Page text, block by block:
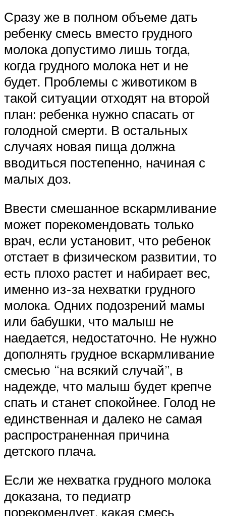
Сразу же в полном объеме дать
ребенку смесь вместо грудного
молока допустимо лишь тогда,
когда грудного молока нет и не
будет. Проблемы с животиком в
такой ситуации отходят на второй
план: ребенка нужно спасать от
голодной смерти. В остальных
случаях новая пища должна
вводиться постепенно, начиная с
малых доз.
Ввести смешанное вскармливание
может порекомендовать только
врач, если установит, что ребенок
отстает в физическом развитии, то
есть плохо растет и набирает вес,
именно из-за нехватки грудного
молока. Одних подозрений мамы
или бабушки, что малыш не
наедается, недостаточно. Не нужно
дополнять грудное вскармливание
смесью “на всякий случай”, в
надежде, что малыш будет крепче
спать и станет спокойнее. Голод не
единственная и далеко не самая
распространенная причина
детского плача.
Если же нехватка грудного молока
доказана, то педиатр
порекомендует, какая смесь